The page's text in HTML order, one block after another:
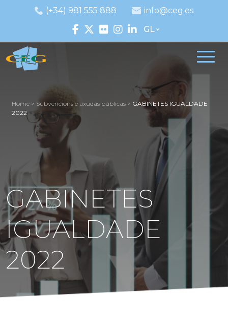
(+34) 981 555 888
info@ceg.es
GL
Home> Subvencións e axudas públicas> GABINETES IGUALDADE
2022
GABINETES
IGUALDADE
2022